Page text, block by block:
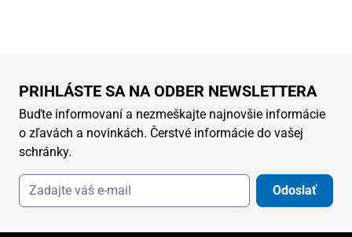
PRIHLÁSTE SA NA ODBER NEWSLETTERA
Buďte informovaní a nezmeškajte najnovšie informácie
o zľavách a novinkách. Čerstvé informácie do vašej
schránky.
Odoslať